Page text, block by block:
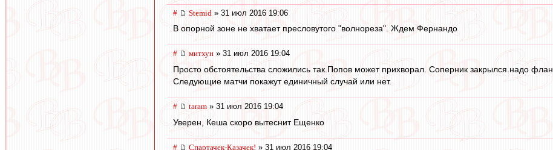
# Stemid » 31 июл 2016 19:06
В опорной зоне не хватает пресловутого "волнореза". Ждем Фернандо
# митхун » 31 июл 2016 19:04
Просто обстоятельства сложились так.Попов может прихворал. Соперник закрылся.надо
Следующие матчи покажут единичный случай или нет.
# taram » 31 июл 2016 19:04
Уверен, Кеша скоро вытеснит Ещенко
# Спартачек-Казачек! » 31 июл 2016 19:04